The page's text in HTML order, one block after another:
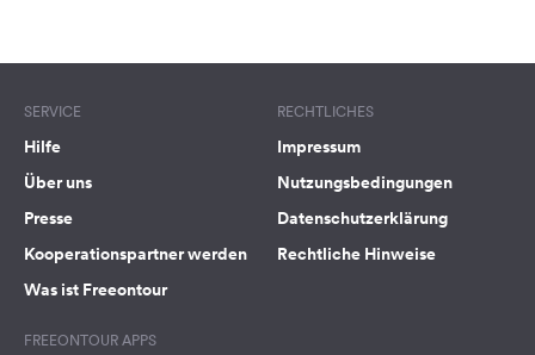
SERVICE
Hilfe
Über uns
Presse
Kooperationspartner werden
Was ist Freeontour
RECHTLICHES
Impressum
Nutzungsbedingungen
Datenschutzerklärung
Rechtliche Hinweise
FREEONTOUR APPS